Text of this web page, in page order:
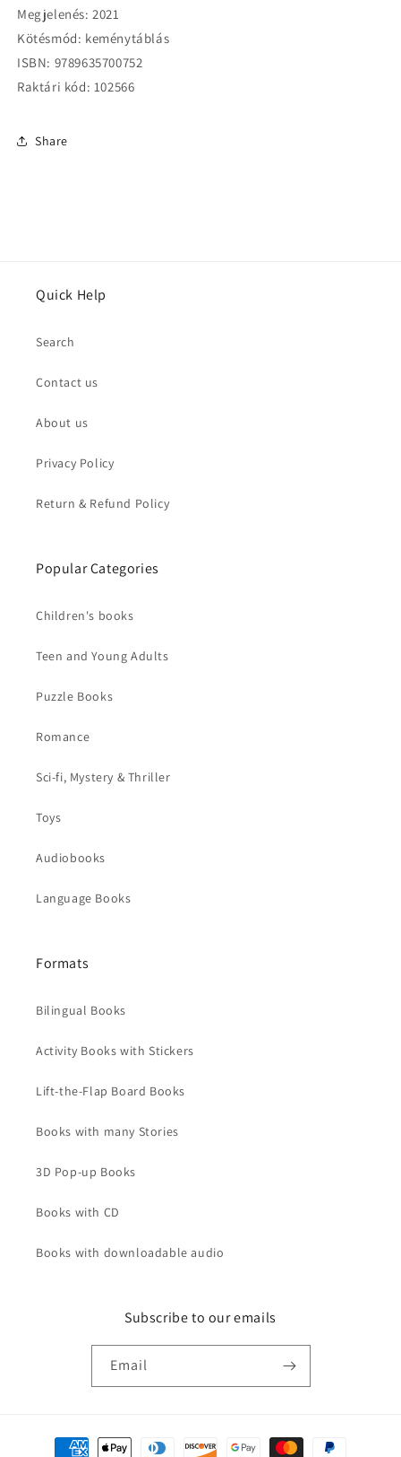
Megjelenés: 2021
Kötésmód: keménytáblás
ISBN: 9789635700752
Raktári kód: 102566
Share
Quick Help
Search
Contact us
About us
Privacy Policy
Return & Refund Policy
Popular Categories
Children's books
Teen and Young Adults
Puzzle Books
Romance
Sci-fi, Mystery & Thriller
Toys
Audiobooks
Language Books
Formats
Bilingual Books
Activity Books with Stickers
Lift-the-Flap Board Books
Books with many Stories
3D Pop-up Books
Books with CD
Books with downloadable audio
Subscribe to our emails
Email
Payment